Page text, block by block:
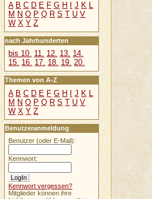
A B C D E F G H J K L
M N O P Q R S T U V
W X Y Z
nach Jahrhunderten
bis 10. 11. 12. 13. 14.
15. 16. 17. 18. 19. 20.
Themen von A-Z
A B C D E F G H I J K L
M N O P Q R S T U V
W X Y Z
Benutzeranmeldung
Benutzer (oder E-Mail):
Kennwort:
Kennwort vergessen?
Mitglieder können ihre